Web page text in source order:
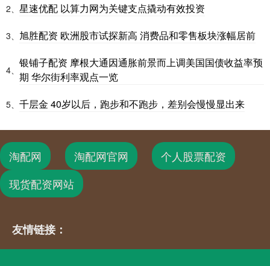
2、 星速优配 以算力网为关键支点撬动有效投资
3、 旭胜配资 欧洲股市试探新高 消费品和零售板块涨幅居前
4、
银铺子配资 摩根大通因通胀前景而上调美国国债收益率预
期 华尔街利率观点一览
5、 千层金 40岁以后，跑步和不跑步，差别会慢慢显出来
淘配网 淘配网官网
个人股票配资
现货配资网站
友情链接：